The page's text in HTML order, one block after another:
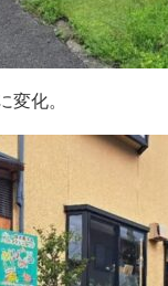
変化。